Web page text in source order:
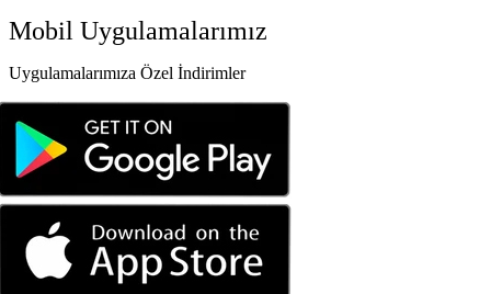
Mobil Uygulamalarımız
Uygulamalarımıza Özel İndirimler